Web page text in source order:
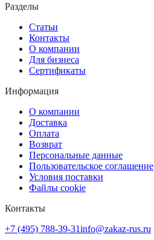
Разделы
Статьи
Контакты
О компании
Для бизнеса
Сертификаты
Информация
О компании
Доставка
Оплата
Возврат
Персональные данные
Пользовательское соглашение
Условия поставки
Файлы cookie
Контакты
+7 (495) 788-39-31info@zakaz-rus.ru